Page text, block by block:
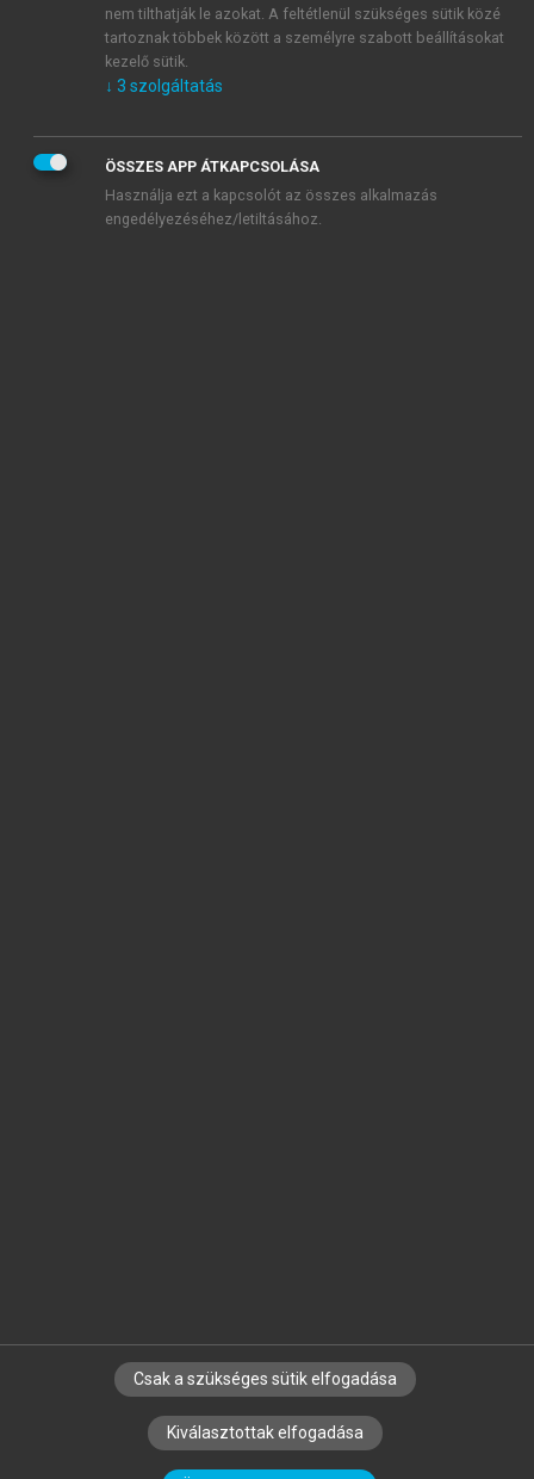
mersz.huoldalak licencszerződéseiben foglaltakat
tudomásul veszem és elfogadom.
KIPRÓBÁLOM
SZERZŐKNEK CÉGEKNEK KÖNYVTÁROSOKNAK
SZERKESZTÉSI ÉS LEKTORÁLÁSI ALAPELVEK
nem tilthatják le azokat. A feltétlenül szükséges sütik közé
tartoznak többek között a személyre szabott beállításokat
kezelő sütik.
↓ 3 szolgáltatás
ÖSSZES APP ÁTKAPCSOLÁSA
Használja ezt a kapcsolót az összes alkalmazás
engedélyezéséhez/letiltásához.
Csak a szükséges sütik elfogadása
Kiválasztottak elfogadása